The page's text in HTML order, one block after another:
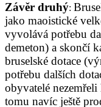
Závěr druhý:
jako maoistické
vyvolává potřebu
demeton) a skončí
bruselské dotace
potřebu dalších
obyvatelé
tomu navíc ještě